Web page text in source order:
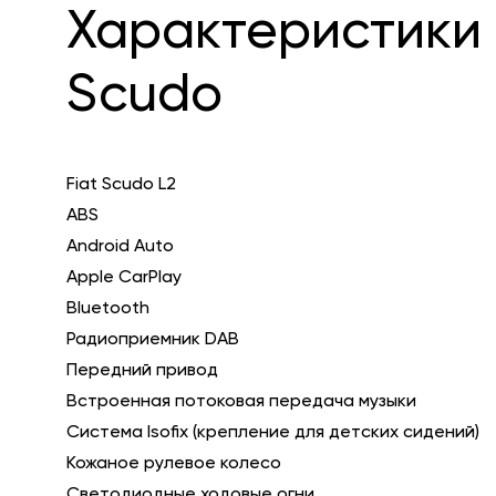
Scudo
Fiat Scudo L2
ABS
Android Auto
Apple CarPlay
Bluetooth
Радиоприемник DAB
Передний привод
Встроенная потоковая передача музыки
Система Isofix (крепление для детских сидений)
Кожаное рулевое колесо